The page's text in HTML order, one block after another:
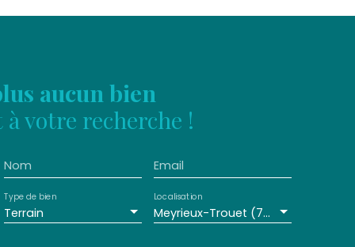
aucun bien
votre recherche !
Nom Email
Terrain
Type de bien
Meyrieux-Trouet (73170)
Localisation